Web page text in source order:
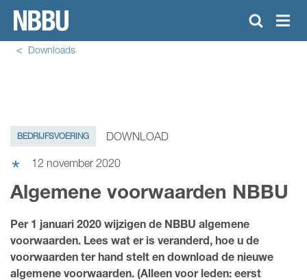
NIEUWS
OVER NBBU
ONZE LEDEN
DOWNLOAD CAO
ZOEKEN
Downloads
BEDRIJFSVOERING DOWNLOAD
12 november 2020
Algemene voorwaarden NBBU
Per 1 januari 2020 wijzigen de NBBU algemene
voorwaarden. Lees wat er is veranderd, hoe u de
voorwaarden ter hand stelt en download de nieuwe
algemene voorwaarden. (Alleen voor leden: eerst